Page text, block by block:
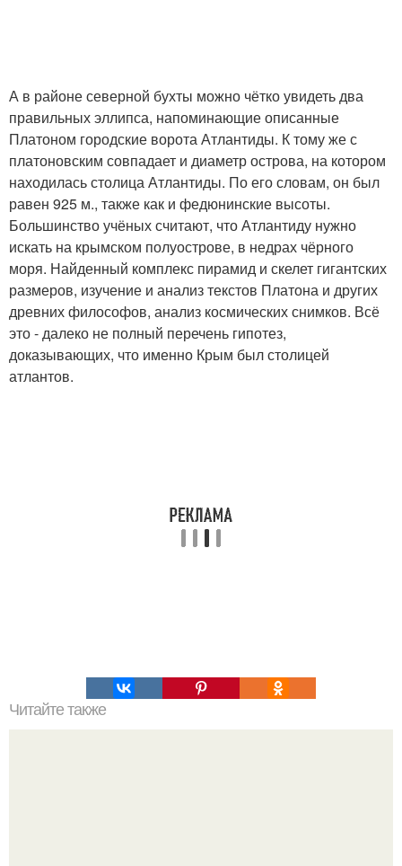
А в районе северной бухты можно чётко увидеть два
правильных эллипса, напоминающие описанные
Платоном городские ворота Атлантиды. К тому же с
платоновским совпадает и диаметр острова, на котором
находилась столица Атлантиды. По его словам, он был
равен 925 м., также как и федюнинские высоты.
Большинство учёных считают, что Атлантиду нужно
искать на крымском полуострове, в недрах чёрного
моря. Найденный комплекс пирамид и скелет гигантских
размеров, изучение и анализ текстов Платона и других
древних философов, анализ космических снимков. Всё
это - далеко не полный перечень гипотез,
доказывающих, что именно Крым был столицей
атлантов.
Читайте также